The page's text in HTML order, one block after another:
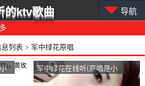
的ktv歌曲 导航
列表 > 军中绿花原唱
军中绿花在线听(原唱是小
曾)，缘分天空演唱点播:42